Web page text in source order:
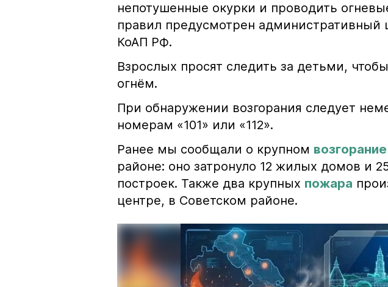
непотушенные окурки и проводить
правил предусмотрен административный
КоАП РФ.
Взрослых просят следить за детьми,
огнём.
При обнаружении возгорания следует
номерам «101» или «112».
Ранее мы сообщали о крупном возгорание
районе: оно затронуло 12 жилых домов и
построек. Также два крупных пожара
центре, в Советском районе.